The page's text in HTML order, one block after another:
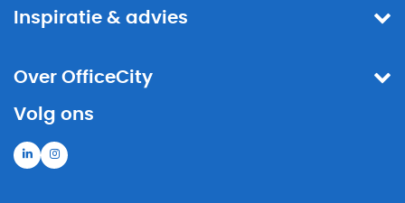
Inspiratie & advies
Over OfficeCity
Volg ons